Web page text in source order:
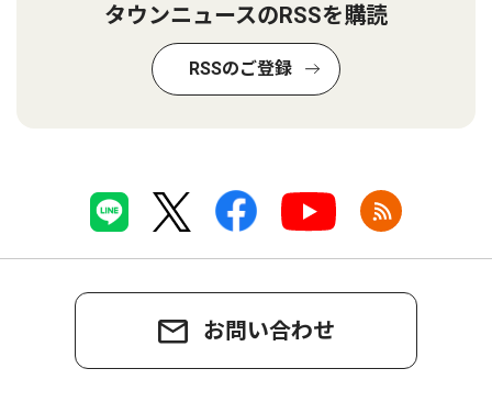
タウンニュースのRSSを購読
RSSのご登録
お問い合わせ